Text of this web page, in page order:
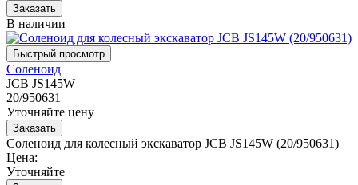
В наличии
Соленоид
JCB JS145W
20/950631
Уточняйте цену
Соленоид для колесный экскаватор JCB JS145W (20/950631)
Цена:
Уточняйте